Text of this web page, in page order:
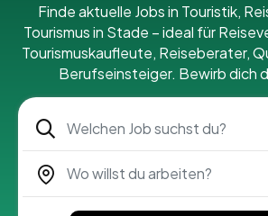
Finde aktuelle Jobs in Touristik,
Tourismus in Stade – ideal für
Tourismuskaufleute, Reiseberater,
Berufseinsteiger. Bewirb dich